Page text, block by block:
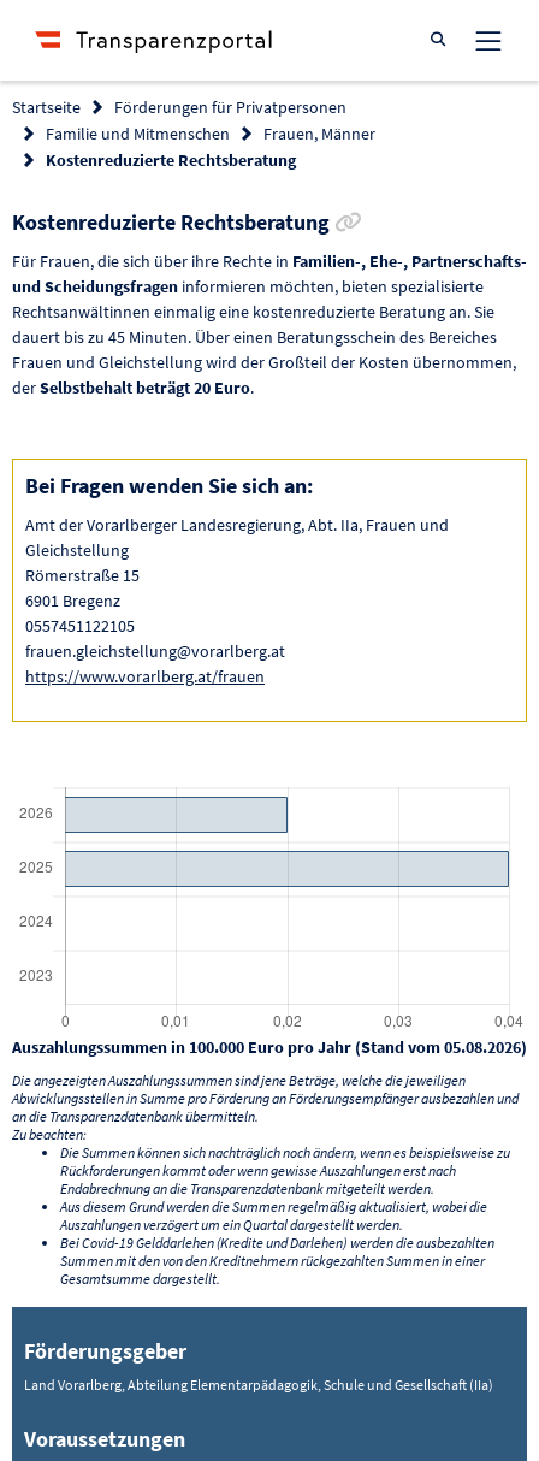
Suche öffnen
Startseite
Förderungen für Privatpersonen
Familie und Mitmenschen
Frauen, Männer
Kostenreduzierte Rechtsberatung
Kostenreduzierte Rechtsberatung
Für Frauen, die sich über ihre Rechte in Familien-, Ehe-, Partnerschafts-
und Scheidungsfragen informieren möchten, bieten spezialisierte
Rechtsanwältinnen einmalig eine kostenreduzierte Beratung an. Sie
dauert bis zu 45 Minuten. Über einen Beratungsschein des Bereiches
Frauen und Gleichstellung wird der Großteil der Kosten übernommen,
derSelbstbehalt beträgt 20 Euro.
Bei Fragen wenden Sie sich an:
Amt der Vorarlberger Landesregierung, Abt. IIa, Frauen und
Gleichstellung
Römerstraße 15
6901 Bregenz
0557451122105
frauen.gleichstellung@vorarlberg.at
https://www.vorarlberg.at/frauen
Auszahlungssummen in 100.000 Euro pro Jahr (Stand vom 05.08.2026)
Die angezeigten Auszahlungssummen sind jene Beträge, welche die jeweiligen
Abwicklungsstellen in Summe pro Förderung an Förderungsempfänger ausbezahlen und
an die Transparenzdatenbank übermitteln.
Zu beachten:
Die Summen können sich nachträglich noch ändern, wenn es beispielsweise zu
Rückforderungen kommt oder wenn gewisse Auszahlungen erst nach
Endabrechnung an die Transparenzdatenbank mitgeteilt werden.
Aus diesem Grund werden die Summen regelmäßig aktualisiert, wobei die
Auszahlungen verzögert um ein Quartal dargestellt werden.
Bei Covid-19 Gelddarlehen (Kredite und Darlehen) werden die ausbezahlten
Summen mit den von den Kreditnehmern rückgezahlten Summen in einer
Gesamtsumme dargestellt.
Förderungsgeber
Land Vorarlberg, Abteilung Elementarpädagogik, Schule und Gesellschaft (IIa)
Voraussetzungen